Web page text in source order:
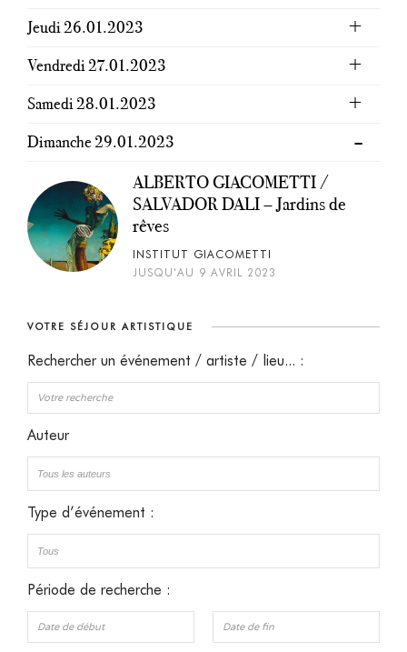
Jeudi 26.01.2023
Vendredi 27.01.2023
Samedi 28.01.2023
Dimanche 29.01.2023
ALBERTO GIACOMETTI /
SALVADOR DALI – Jardins de
rêves
INSTITUT GIACOMETTI
JUSQU'AU 9 AVRIL 2023
VOTRE SÉJOUR ARTISTIQUE
Rechercher un événement / artiste / lieu... :
Auteur
Type d’événement :
Période de recherche :